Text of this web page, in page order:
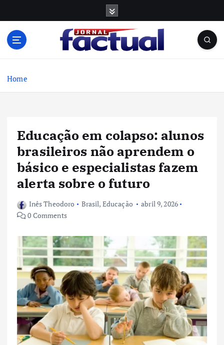
Home
Educação em colapso: alunos
brasileiros não aprendem o
básico e especialistas fazem
alerta sobre o futuro
Inês Theodoro Brasil, Educação
abril 9, 2026
0 Comments